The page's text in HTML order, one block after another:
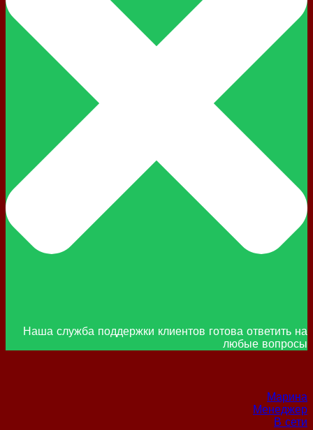
Наша служба поддержки клиентов готова ответить на
любые вопросы
Марина
Менеджер
В сети